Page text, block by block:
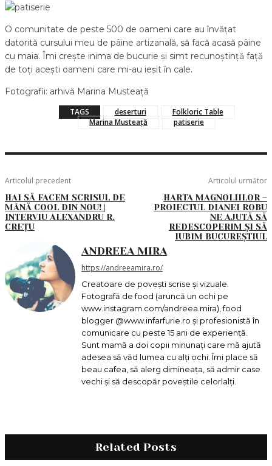
O comunitate de peste 500 de oameni care au învățat
datorită cursului meu de pâine artizanală, să facă acasă pâine
cu maia. Îmi crește inima de bucurie și simt recunoștință față
de toți acești oameni care mi-au ieșit în cale.
Fotografii: arhivă Marina Musteață
TAGS deserturi
Folkloric Table
Marina Musteață
patiserie
Articolul precedent
HAI SĂ FACEM SCRISUL DE
MÂNĂ COOL DIN NOU! |
INTERVIU ALEXANDRU R.
CREȚU
Articolul următor
HARTA MAGNOLIILOR –
PROIECTUL DIANEI ROBU
NE AJUTĂ SĂ
REDESCOPERIM ȘI SĂ
IUBIM BUCUREȘTIUL
ANDREEA MIRA
https://andreeamira.ro/
Creatoare de povești scrise și vizuale.
Fotografă de food (aruncă un ochi pe
www.instagram.com/andreea.mira), food
blogger @www.infarfurie.ro și profesionistă în
comunicare cu peste 15 ani de experiență.
Sunt mamă a doi copii minunați care mă ajută
adesea să văd lumea cu alți ochi. Îmi place să
beau cafea, să alerg dimineața, să admir case
vechi și să descopăr poveștile celorlalți.
Related Posts